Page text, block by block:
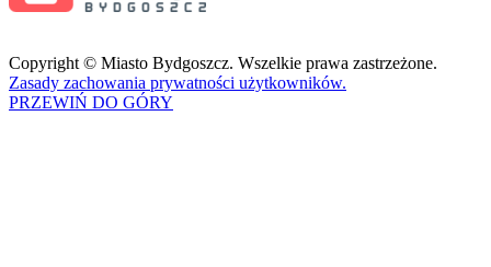
Copyright © Miasto Bydgoszcz. Wszelkie prawa zastrzeżone.
Zasady zachowania prywatności użytkowników.
PRZEWIŃ DO GÓRY